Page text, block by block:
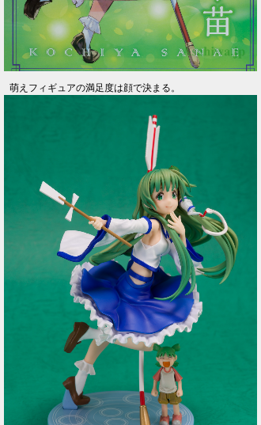
萌えフィギュアの満足度は顔で決まる。